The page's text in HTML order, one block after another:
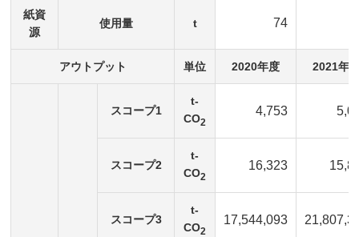
紙資
源
使用量 t 74
アウトプット 単位 2020年度 2021年
スコープ1
t-
CO2
4,753
スコープ2
t-
CO2
16,323
スコープ3
t-
CO2
17,544,093